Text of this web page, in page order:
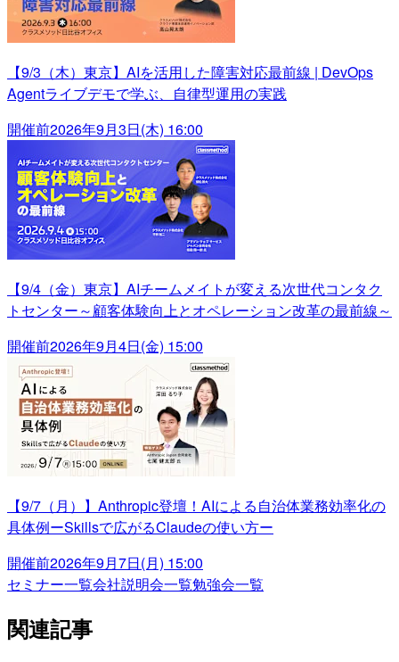
【9/3（木）東京】AIを活用した障害対応最前線 | DevOps
Agentライブデモで学ぶ、自律型運用の実践
開催前2026年9月3日(木) 16:00
【9/4（金）東京】AIチームメイトが変える次世代コンタク
トセンター～顧客体験向上とオペレーション改革の最前線～
開催前2026年9月4日(金) 15:00
【9/7（月）】Anthropic登壇！AIによる自治体業務効率化の
具体例ーSkillsで広がるClaudeの使い方ー
開催前2026年9月7日(月) 15:00
セミナー一覧会社説明会一覧勉強会一覧
関連記事